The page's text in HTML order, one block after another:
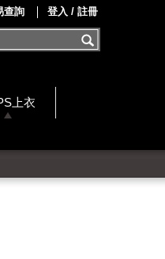
上衣
查詢 登入 / 註冊